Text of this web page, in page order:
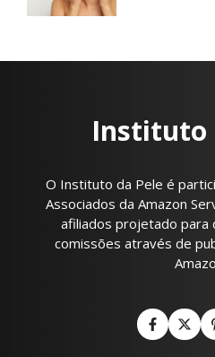
Instituto
O Instituto da Pele é
Associados da Amazon
afiliados projetado para
comissões através de